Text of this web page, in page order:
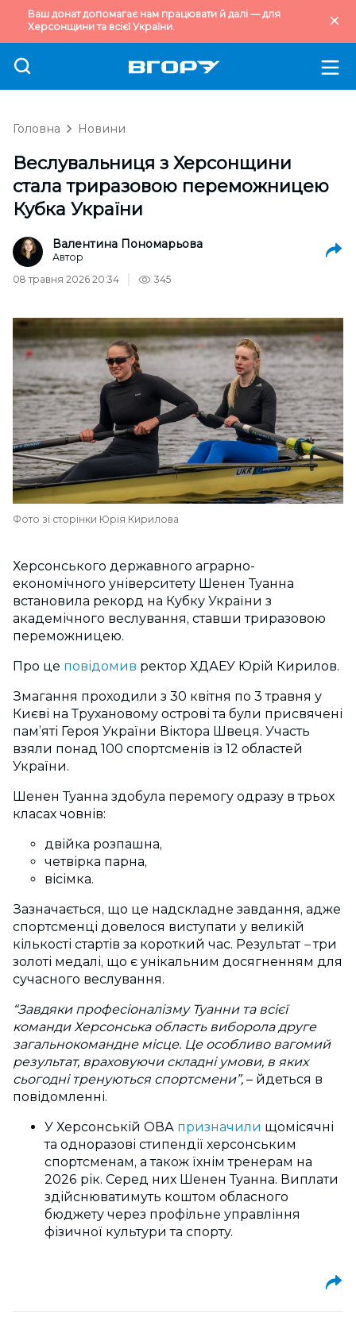
Ваш донат допомагає нам працювати й далі — для
Херсонщини та всієї України.
Головна Новини
Веслувальниця з Херсонщини
стала триразовою переможницею
Кубка України
Валентина Пономарьова
Автор
08 травня 2026 20:34
345
Фото зі сторінки Юрія Кирилова
Херсонського державного аграрно-
економічного університету Шенен Туанна
встановила рекорд на Кубку України з
академічного веслування, ставши триразовою
переможницею.
Про це повідомив ректор ХДАЕУ Юрій Кирилов.
Змагання проходили з 30 квітня по 3 травня у
Києві на Трухановому острові та були присвячені
пам’яті Героя України Віктора Швеця. Участь
взяли понад 100 спортсменів із 12 областей
України.
Шенен Туанна здобула перемогу одразу в трьох
класах човнів:
двійка розпашна,
четвірка парна,
вісімка.
Зазначається, що це надскладне завдання, адже
спортсменці довелося виступати у великій
кількості стартів за короткий час. Результат –три
золоті медалі, що є унікальним досягненням для
сучасного веслування.
“Завдяки професіоналізму Туанни та всієї
команди Херсонська область виборола друге
загальнокомандне місце. Це особливо вагомий
результат, враховуючи складні умови, в яких
сьогодні тренуються спортсмени”, – йдеться в
повідомленні.
У Херсонській ОВА призначили щомісячні
та одноразові стипендії херсонським
спортсменам, а також їхнім тренерам на
2026 рік. Серед них Шенен Туанна. Виплати
здійснюватимуть коштом обласного
бюджету через профільне управління
фізичної культури та спорту.